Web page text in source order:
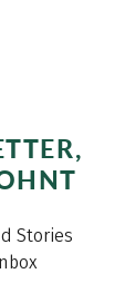
Stories